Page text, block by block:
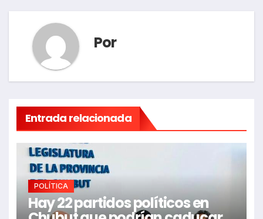
Por
Entrada relacionada
POLÍTICA
Hay 22 partidos políticos en